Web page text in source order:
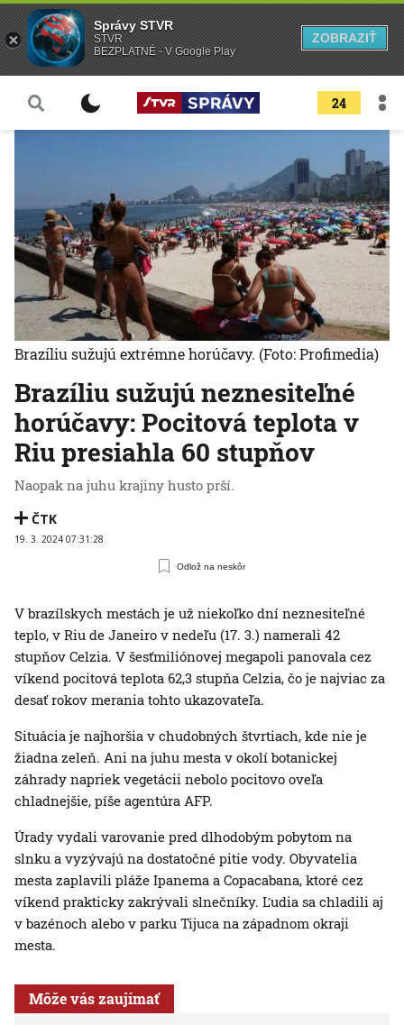
24
Brazíliu sužujú neznesiteľné
horúčavy: Pocitová teplota v
Riu presiahla 60 stupňov
Naopak na juhu krajiny husto prší.
ČTK
19. 3. 2024 07:31:28
Odlož na neskôr
Brazíliu sužujú extrémne horúčavy. (Foto: Profimedia)
V brazílskych mestách je už niekoľko dní neznesiteľné
teplo, v Riu de Janeiro v nedeľu (17. 3.) namerali 42
stupňov Celzia. V šesťmiliónovej megapoli panovala cez
víkend pocitová teplota 62,3 stupňa Celzia, čo je najviac za
desať rokov merania tohto ukazovateľa.
Situácia je najhoršia v chudobných štvrtiach, kde nie je
žiadna zeleň. Ani na juhu mesta v okolí botanickej
záhrady napriek vegetácii nebolo pocitovo oveľa
chladnejšie, píše agentúra AFP.
Úrady vydali varovanie pred dlhodobým pobytom na
slnku a vyzývajú na dostatočné pitie vody. Obyvatelia
mesta zaplavili pláže Ipanema a Copacabana, ktoré cez
víkend prakticky zakrývali slnečníky. Ľudia sa chladili aj
v bazénoch alebo v parku Tijuca na západnom okraji
mesta.
Môže vás zaujímať
Správy STVR
STVR
BEZPLATNÉ - V Google Play
ZOBRAZIŤ